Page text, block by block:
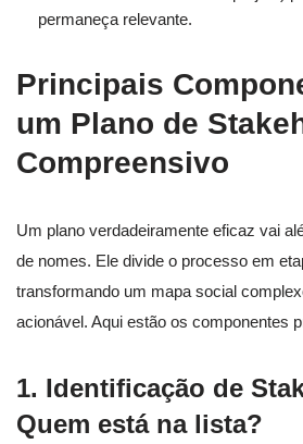
permaneça relevante.
Principais
um Plano de
Compreensivo
Um plano verdadeiramente eficaz vai
de nomes. Ele divide o processo em
transformando um mapa social
acionável. Aqui estão os componentes
1. Identificação de
Quem está na lista?